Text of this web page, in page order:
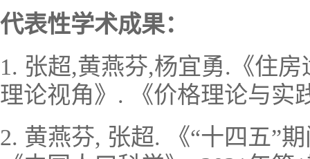
代表性学术成果：
1. 张超,黄燕芬,杨宜勇.《住
理论视角》. 《价格理论与实
2. 黄燕芬, 张超. 《“十四五”